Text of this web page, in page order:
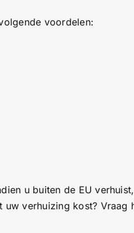
voordelen:
u buiten de EU
verhuizing kost? Vraag